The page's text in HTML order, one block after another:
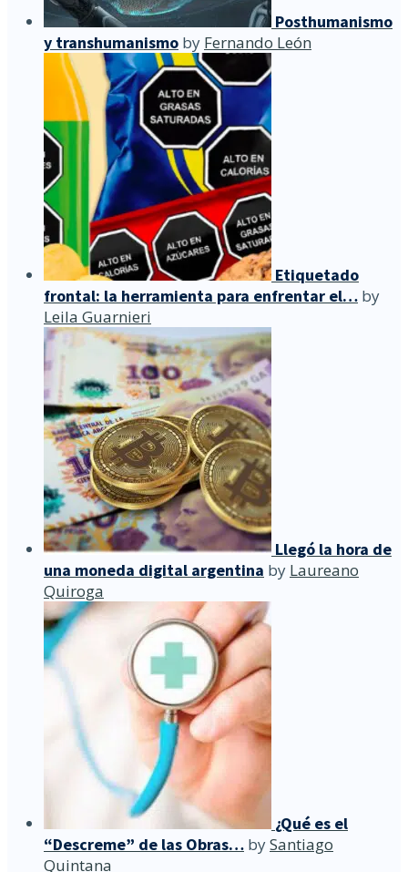
Posthumanismo
y transhumanismo by Fernando León
Etiquetado
frontal: la herramienta para enfrentar el… by
Leila Guarnieri
Llegó la hora de
una moneda digital argentina by Laureano
Quiroga
¿Qué es el
“Descreme” de las Obras… bySantiago
Quintana